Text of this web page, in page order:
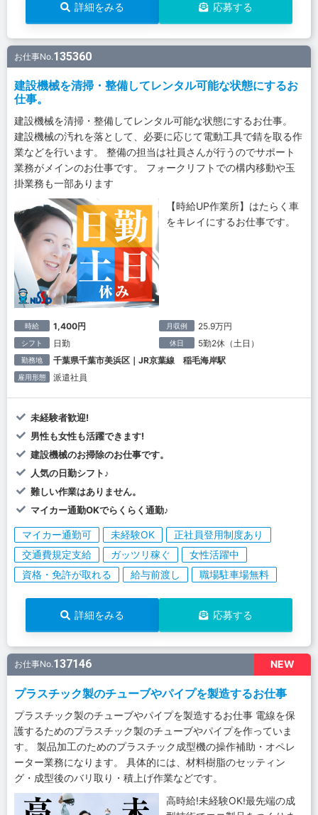
詳細をみる 応募する
お仕事No.135360
建設機械を清掃・整備してレンタル可能な状態にするお
仕事。
建設機械を清掃・整備してレンタル可能な状態にするお仕事。
建設機械の汚れを落として、必要に応じて電動工具で錆を取る作
業などを行います。 整備の担当は社員さんが行うのでサポート
業務がメインのお仕事です。 フォークリフトでの構内移動や玉
掛業務も一部あります
【時給UP作業所】はたらく車
をキレイにするお仕事です。
時給 1,400円 月収例 25.9万円
シフト 日勤 休日 5勤2休（土日）
勤務地 千葉県千葉市美浜区｜JR京葉線 稲毛海岸駅
雇用形態 派遣社員
未経験者歓迎!
男性も女性も活躍できます!
建設機械のお掃除のお仕事です。
人気の日勤シフト♪
難しい作業はありません。
マイカー通勤OKでらくらく通勤♪
マイカー通勤可 未経験OK
正社員登用制度あり
交通費規定支給
ガッツリ稼ぐ
女性活躍中
資格・免許が取れる
給与前渡し 職場駐車場無料
詳細をみる 応募する
NEW
お仕事No.137146
プラスチック製のチューブやパイプを製造するお仕事
プラスチック製のチューブやパイプを製造するお仕事 電線を保
護するためのプラスチック製のチューブやパイプを作っていま
す。 製品加工のためのプラスチック成型機の操作補助・オペレ
ーター業務になります。 具体的には、材料樹脂のセッティン
グ・成型後のバリ取り・積上げ作業などです。
高時給!未経験OK!最先端の成